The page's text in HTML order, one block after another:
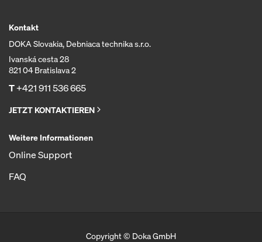
Kontakt
DOKA Slovakia, Debniaca technika s.r.o.
Ivanská cesta 28
821 04 Bratislava 2
T+421 911 536 665
JETZT KONTAKTIEREN
Weitere Informationen
Online Support
FAQ
Copyright © Doka GmbH